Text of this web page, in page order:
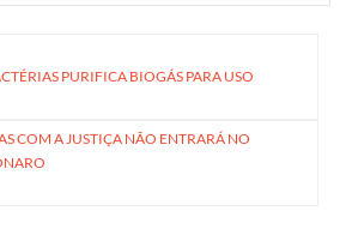
PURIFICA BIOGÁS PARA USO
COM A JUSTIÇA NÃO ENTRARÁ NO